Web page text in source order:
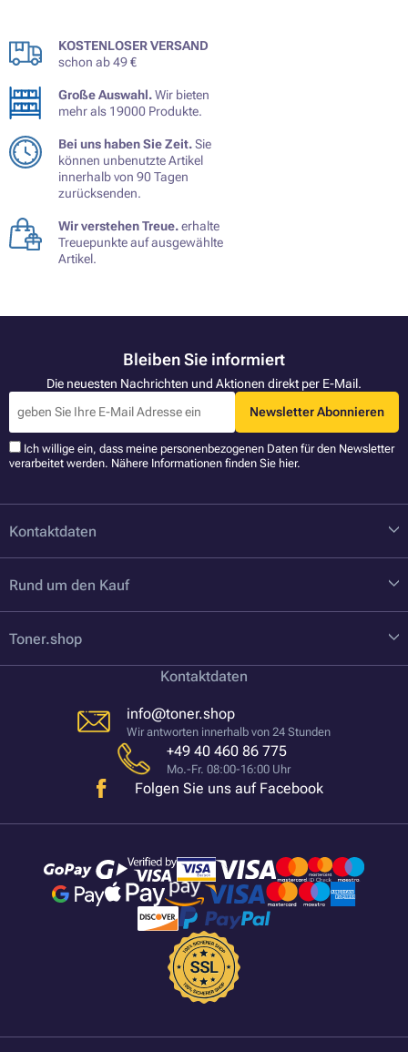
KOSTENLOSER VERSAND
schon ab 49 €
Große Auswahl.Wir bieten
mehr als 19000 Produkte.
Bei uns haben Sie Zeit.Sie
können unbenutzte Artikel
innerhalb von 90 Tagen
zurücksenden.
Wir verstehen Treue.erhalte
Treuepunkte auf ausgewählte
Artikel.
Bleiben Sie informiert
Die neuesten Nachrichten und Aktionen direkt per E-Mail.
Newsletter Abonnieren
Ich willige ein, dass meine personenbezogenen Daten für den Newsletter
verarbeitet werden. Nähere Informationen finden Sie hier.
Kontaktdaten
Rund um den Kauf
Toner.shop
Kontaktdaten
info@toner.shop
Wir antworten innerhalb von 24 Stunden
+49 40 460 86 775
Mo.-Fr. 08:00-16:00 Uhr
Folgen Sie uns auf Facebook